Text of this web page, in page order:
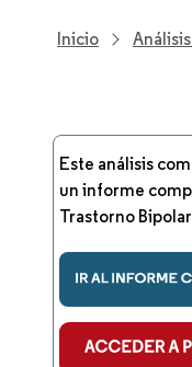
Inicio
Este análisis
un informe
Trastorno Bipolar